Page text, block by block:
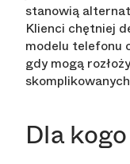
stanowią
Klienci chętniej
modelu telefonu
gdy mogą
Dla